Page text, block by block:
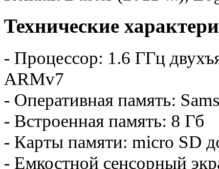
Технические
- Процессор: 1.6 ГГц
ARMv7
- Оперативная память:
- Встроенная память: 8 Гб
- Карты памяти: micro SD
- Емкостной сенсорный